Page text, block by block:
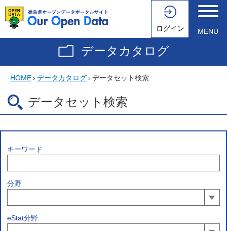
ログイン MENU
データカタログ
HOME› データカタログ› データセット検索
データセット検索
キーワード
分野
eStat分野